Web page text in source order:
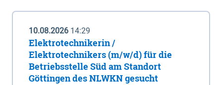
10.08.2026 14:29
Elektrotechnikerin /
Elektrotechnikers (m/w/d) für die
Betriebsstelle Süd am Standort
Göttingen des NLWKN gesucht